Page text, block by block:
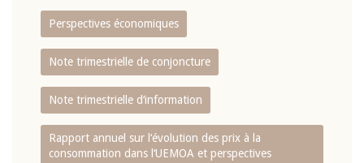
Perspectives économiques
Note trimestrielle de conjoncture
Note trimestrielle d‘information
Rapport annuel sur l‘évolution des prix à la
consommation dans l‘UEMOA et perspectives